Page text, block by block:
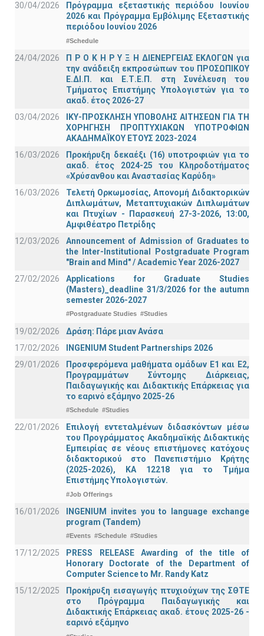
30/04/2026
Πρόγραμμα εξεταστικής περιόδου Ιουνίου
2026 και Πρόγραμμα Εμβόλιμης Εξεταστικής
περιόδου Ιουνίου 2026
#Schedule
24/04/2026
Π Ρ Ο Κ Η Ρ Υ Ξ Η ΔΙΕΝΕΡΓΕΙΑΣ ΕΚΛΟΓΩΝ για
την ανάδειξη εκπροσώπων του ΠΡΟΣΩΠΙΚΟΥ
Ε.ΔΙ.Π. και Ε.Τ.Ε.Π. στη Συνέλευση του
Τμήματος Επιστήμης Υπολογιστών για το
ακαδ. έτος 2026-27
03/04/2026
ΙΚΥ-ΠΡΟΣΚΛΗΣΗ ΥΠΟΒΟΛΗΣ ΑΙΤΗΣΕΩΝ ΓΙΑ ΤΗ
ΧΟΡΗΓΗΣΗ ΠΡΟΠΤΥΧΙΑΚΩΝ ΥΠΟΤΡΟΦΙΩΝ
ΑΚΑΔΗΜΑΪΚΟΥ ΕΤΟΥΣ 2023-2024
16/03/2026
Προκήρυξη δεκαέξι (16) υποτροφιών για το
ακαδ. έτος 2024-25 του Κληροδοτήματος
«Χρύσανθου και Αναστασίας Καρύδη»
16/03/2026
Τελετή Ορκωμοσίας, Απονομή Διδακτορικών
Διπλωμάτων, Μεταπτυχιακών Διπλωμάτων
και Πτυχίων - Παρασκευή 27-3-2026, 13:00,
Αμφιθέατρο Πετρίδης
12/03/2026
Announcement of Admission of Graduates to
the Inter-Institutional Postgraduate Program
"Brain and Mind" / Academic Year 2026-2027
27/02/2026
Applications for Graduate Studies
(Masters)_deadline 31/3/2026 for the autumn
semester 2026-2027
#Postgraduate Studies #Studies
19/02/2026
Δράση: Πάρε μιαν Ανάσα
17/02/2026
INGENIUM Student Partnerships 2026
29/01/2026
Προσφερόμενα μαθήματα ομάδων Ε1 και Ε2,
Προγραμμάτων Σύντομης Διάρκειας,
Παιδαγωγικής και Διδακτικής Επάρκειας για
το εαρινό εξάμηνο 2025-26
#Schedule #Studies
22/01/2026
Επιλογή εντεταλμένων διδασκόντων μέσω
του Προγράμματος Ακαδημαϊκής Διδακτικής
Εμπειρίας σε νέους επιστήμονες κατόχους
διδακτορικού στο Πανεπιστήμιο Κρήτης
(2025-2026), ΚΑ 12218 για το Τμήμα
Επιστήμης Υπολογιστών.
#Job Offerings
16/01/2026
INGENIUM invites you to language exchange
program (Tandem)
#Events #Schedule #Studies
17/12/2025
PRESS RELEASE Awarding of the title of
Honorary Doctorate of the Department of
Computer Science to Mr. Randy Katz
15/12/2025
Προκήρυξη εισαγωγής πτυχιούχων της ΣΘΤΕ
στο Πρόγραμμα Παιδαγωγικής και
Διδακτικής Επάρκειας ακαδ. έτους 2025-26 -
εαρινό εξάμηνο